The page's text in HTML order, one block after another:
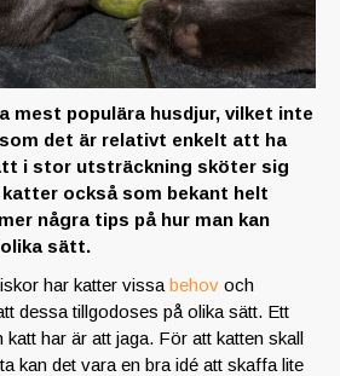
mest populära husdjur, vilket inte
det är relativt enkelt att ha
i stor utsträckning sköter sig
katter också som bekant helt
några tips på hur man kan
sätt.
har katter vissa behov och
dessa tillgodoses på olika sätt. Ett
har är att jaga. För att katten skall
kan det vara en bra idé att skaffa lite